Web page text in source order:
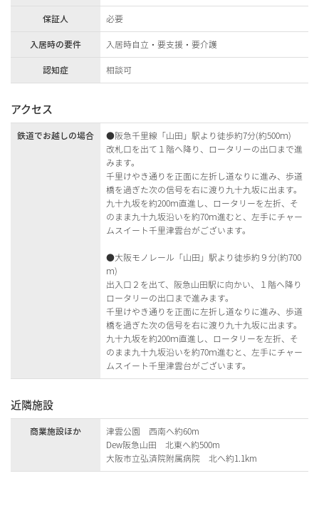
保証人
必要
入居時の要件
入居時自立・要支援・要介護
認知症
相談可
アクセス
鉄道でお越しの場合
●阪急千里線「山田」駅より徒歩約7分(約500ｍ)
改札口を出て１階へ降り、ロータリーの出口まで進
みます。
千里けやき通りを正面に左折し道なりに進み、歩道
橋を過ぎた次の信号を右に渡り九十九坂に出ます。
九十九坂を約200ｍ直進し、ロータリーを左折、そ
のまま九十九坂沿いを約70ｍ進むと、左手にチャー
ムスイート千里津雲台がございます。
●大阪モノレール「山田」駅より徒歩約９分(約700
ｍ)
出入口２を出て、阪急山田駅に向かい、１階へ降り
ロータリーの出口まで進みます。
千里けやき通りを正面に左折し道なりに進み、歩道
橋を過ぎた次の信号を右に渡り九十九坂に出ます。
九十九坂を約200ｍ直進し、ロータリーを左折、そ
のまま九十九坂沿いを約70ｍ進むと、左手にチャー
ムスイート千里津雲台がございます。
近隣施設
商業施設ほか
津雲公園 西南へ約60m
Dew阪急山田 北東へ約500m
大阪市立弘済院附属病院 北へ約1.1km